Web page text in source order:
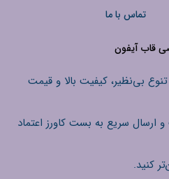
تماس با ما
قاب آیفون
بی‌نظیر، کیفیت بالا و قیمت
ارسال سریع به بست کاورز اعتماد
کنید.